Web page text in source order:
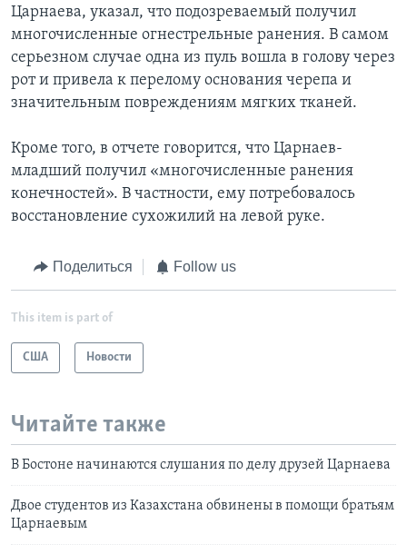
Царнаева, указал, что подозреваемый получил
многочисленные огнестрельные ранения. В самом
серьезном случае одна из пуль вошла в голову через
рот и привела к перелому основания черепа и
значительным повреждениям мягких тканей.
Кроме того, в отчете говорится, что Царнаев-
младший получил «многочисленные ранения
конечностей». В частности, ему потребовалось
восстановление сухожилий на левой руке.
Поделиться Follow us
This item is part of
США Новости
Читайте также
В Бостоне начинаются слушания по делу друзей Царнаева
Двое студентов из Казахстана обвинены в помощи братьям
Царнаевым